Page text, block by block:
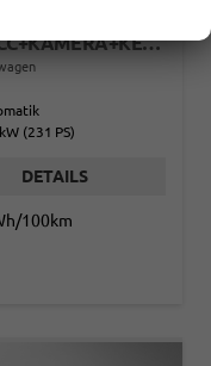
ENDURANCE FÖRDERFÄHIG+ACC+KAMERA+KESSY+LED+19" ALU+KLIMA+FULL LINK
(231 PS)
DETAILS
100km